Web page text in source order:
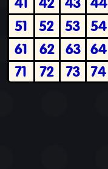
51
52 53 54
61
62 63 64
71
72 73 74